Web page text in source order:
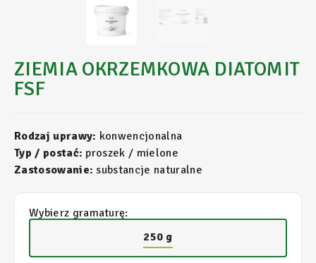
ZIEMIA OKRZEMKOWA DIATOMIT
FSF
Rodzaj uprawy: konwencjonalna
Typ / postać: proszek / mielone
Zastosowanie: substancje naturalne
Wybierz gramaturę:
250 g